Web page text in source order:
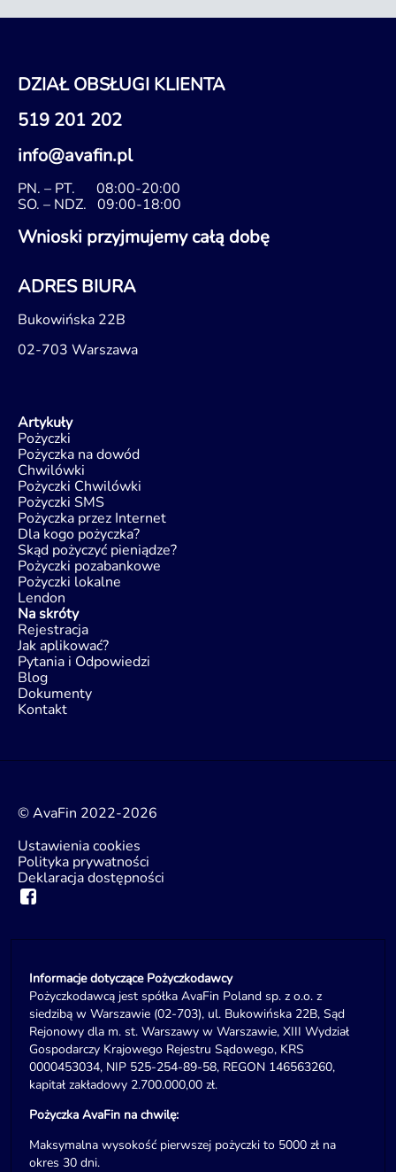
DZIAŁ OBSŁUGI KLIENTA
519 201 202
info@avafin.pl
PN. – PT. 08:00-20:00
SO. – NDZ. 09:00-18:00
Wnioski przyjmujemy całą dobę
ADRES BIURA
Bukowińska 22B
02-703 Warszawa
Artykuły
Pożyczki
Pożyczka na dowód
Chwilówki
Pożyczki Chwilówki
Pożyczki SMS
Pożyczka przez Internet
Dla kogo pożyczka?
Skąd pożyczyć pieniądze?
Pożyczki pozabankowe
Pożyczki lokalne
Lendon
Na skróty
Rejestracja
Jak aplikować?
Pytania i Odpowiedzi
Blog
Dokumenty
Kontakt
© AvaFin 2022-2026
Ustawienia cookies
Polityka prywatności
Deklaracja dostępności
Informacje dotyczące Pożyczkodawcy
Pożyczkodawcą jest spółka AvaFin Poland sp. z o.o. z
siedzibą w Warszawie (02-703), ul. Bukowińska 22B, Sąd
Rejonowy dla m. st. Warszawy w Warszawie, XIII Wydział
Gospodarczy Krajowego Rejestru Sądowego, KRS
0000453034, NIP 525-254-89-58, REGON 146563260,
kapitał zakładowy 2.700.000,00 zł.
Pożyczka AvaFin na chwilę:
Maksymalna wysokość pierwszej pożyczki to 5000 zł na
okres 30 dni.